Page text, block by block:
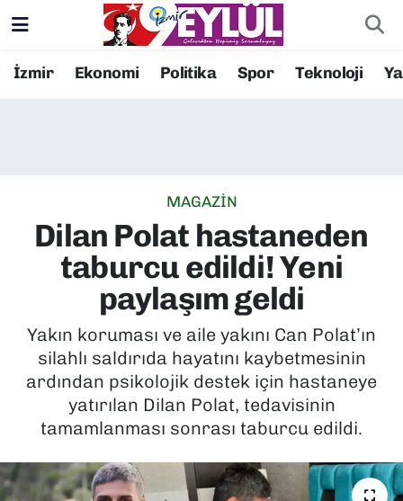
İzmir Ekonomi Politika Spor Teknoloji
MAGAZİN
Dilan Polat hastaneden
taburcu edildi! Yeni
paylaşım geldi
Yakın koruması ve aile yakını Can Polat’ın
silahlı saldırıda hayatını kaybetmesinin
ardından psikolojik destek için hastaneye
yatırılan Dilan Polat, tedavisinin
tamamlanması sonrası taburcu edildi.
Resmi İlanlar
EKONOMİ
KÜLTÜR SANAT
MAGAZİN
POLİTİKA
SAĞLIK
SPOR
Konak Nöbetçi Eczaneler
Süper Lig Puan Durumu ve Fikstür
Tüm Manşetler
Son Dakika Haberleri
Haber Arşivi